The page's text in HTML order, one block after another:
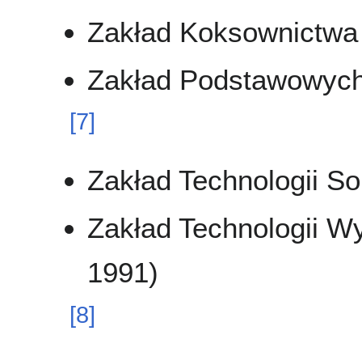
Zakład
Zakład
[7]
Zakład Technologii
Zakład Technologii
1991)
[8]